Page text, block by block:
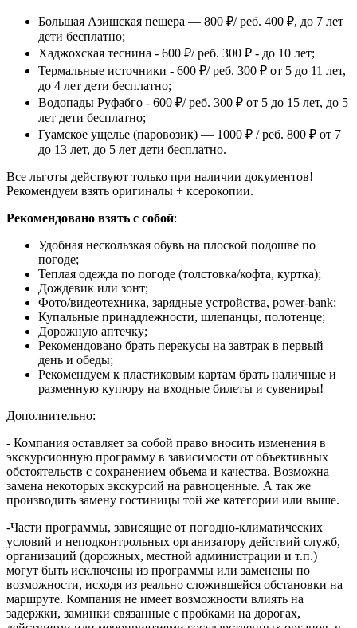
Большая Азишская пещера — 800 ₽/ реб. 400 ₽, до 7 лет
дети бесплатно;
Хаджохская теснина - 600 ₽/ реб. 300 ₽ - до 10 лет;
Термальные источники - 600 ₽/ реб. 300 ₽ от 5 до 11 лет,
до 4 лет дети бесплатно;
Водопады Руфабго - 600 ₽/ реб. 300 ₽ от 5 до 15 лет, до 5
лет дети бесплатно;
Гуамское ущелье (паровозик) — 1000 ₽ / реб. 800 ₽ от 7
до 13 лет, до 5 лет дети бесплатно.
Все льготы действуют только при наличии документов!
Рекомендуем взять оригиналы + ксерокопии.
Рекомендовано взять с собой:
Удобная нескользкая обувь на плоской подошве по
погоде;
Теплая одежда по погоде (толстовка/кофта, куртка);
Дождевик или зонт;
Фото/видеотехника, зарядные устройства, power-bank;
Купальные принадлежности, шлепанцы, полотенце;
Дорожную аптечку;
Рекомендовано брать перекусы на завтрак в первый
день и обеды;
Рекомендуем к пластиковым картам брать наличные и
разменную купюру на входные билеты и сувениры!
Дополнительно:
- Компания оставляет за собой право вносить изменения в
экскурсионную программу в зависимости от объективных
обстоятельств с сохранением объема и качества. Возможна
замена некоторых экскурсий на равноценные. А так же
производить замену гостиницы той же категории или выше.
-Части программы, зависящие от погодно-климатических
условий и неподконтрольных организатору действий служб,
организаций (дорожных, местной администрации и т.п.)
могут быть исключены из программы или заменены по
возможности, исходя из реально сложившейся обстановки на
маршруте. Компания не имеет возможности влиять на
задержки, заминки связанные с пробками на дорогах,